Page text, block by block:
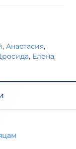
, Анастасия,
, Елена,